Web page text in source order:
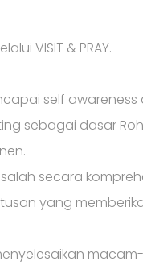
VISIT & PRAY.
self
sebagai dasar
secara
yang